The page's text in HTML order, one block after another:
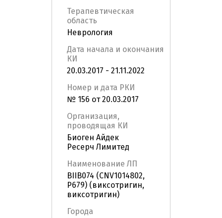
Терапевтическая
область
Неврология
Дата начала и окончания
КИ
20.03.2017 - 21.11.2022
Номер и дата РКИ
№ 156 от 20.03.2017
Организация,
проводящая КИ
Биоген Айдек
Ресерч Лимитед
Наименование ЛП
BIIB074 (CNV1014802,
P679) (виксотригин,
виксотригин)
Города